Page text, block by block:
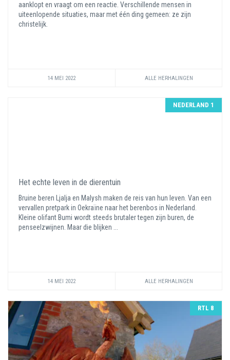
aanklopt en vraagt om een reactie. Verschillende mensen in
uiteenlopende situaties, maar met één ding gemeen: ze zijn
christelijk.
14 MEI 2022 ALLE HERHALINGEN
NEDERLAND 1
Het echte leven in de dierentuin
Bruine beren Ljalja en Malysh maken de reis van hun leven. Van een
vervallen pretpark in Oekraïne naar het berenbos in Nederland.
Kleine olifant Bumi wordt steeds brutaler tegen zijn buren, de
penseelzwijnen. Maar die blijken ...
14 MEI 2022 ALLE HERHALINGEN
RTL 8